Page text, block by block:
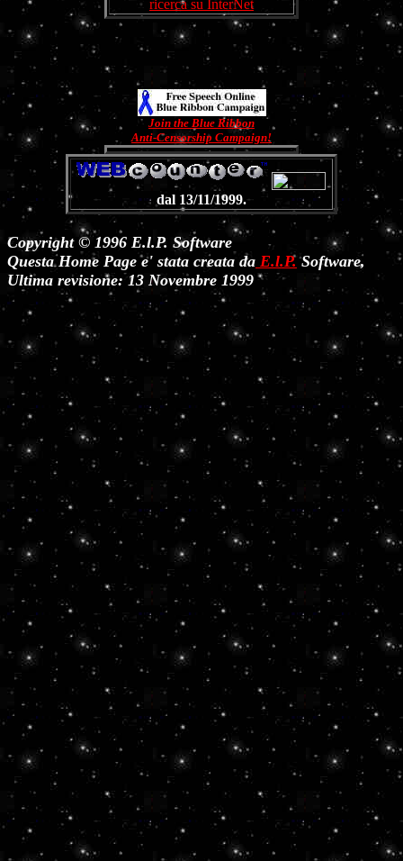
ricerca su InterNet
Join the Blue Ribbon
Anti-Censorship Campaign!
dal 13/11/1999.
Copyright © 1996 E.l.P. Software
Questa Home Page e' stata creata da E.l.P. Software,
Ultima revisione: 13 Novembre 1999